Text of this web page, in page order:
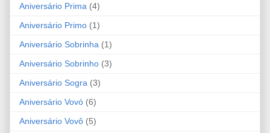
Aniversário Prima (4)
Aniversário Primo (1)
Aniversário Sobrinha (1)
Aniversário Sobrinho (3)
Aniversário Sogra (3)
Aniversário Vovó (6)
Aniversário Vovô (5)